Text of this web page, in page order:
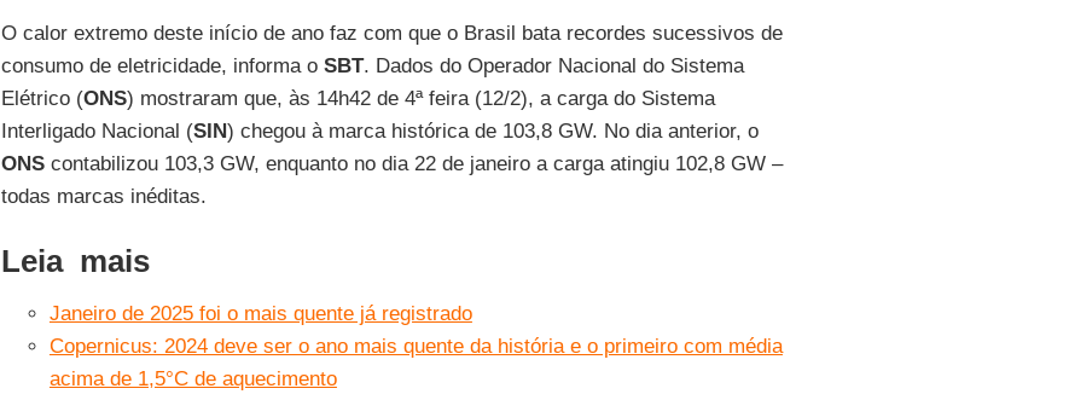
O calor extremo deste início de ano faz com que o Brasil bata recordes sucessivos de
consumo de eletricidade, informa o SBT. Dados do Operador Nacional do Sistema
Elétrico (ONS) mostraram que, às 14h42 de 4ª feira (12/2), a carga do Sistema
Interligado Nacional (SIN) chegou à marca histórica de 103,8 GW. No dia anterior, o
ONScontabilizou 103,3 GW, enquanto no dia 22 de janeiro a carga atingiu 102,8 GW –
todas marcas inéditas.
Leia mais
Janeiro de 2025 foi o mais quente já registrado
Copernicus: 2024 deve ser o ano mais quente da história e o primeiro com média
acima de 1,5°C de aquecimento